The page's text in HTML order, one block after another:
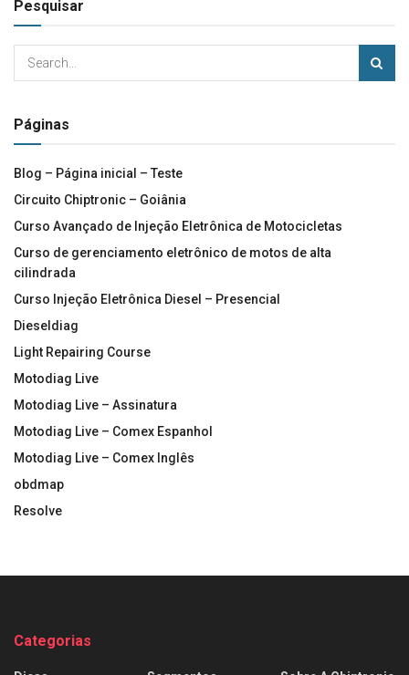
Pesquisar
Páginas
Blog – Página inicial – Teste
Circuito Chiptronic – Goiânia
Curso Avançado de Injeção Eletrônica de Motocicletas
Curso de gerenciamento eletrônico de motos de alta
cilindrada
Curso Injeção Eletrônica Diesel – Presencial
Dieseldiag
Light Repairing Course
Motodiag Live
Motodiag Live – Assinatura
Motodiag Live – Comex Espanhol
Motodiag Live – Comex Inglês
obdmap
Resolve
Categorias